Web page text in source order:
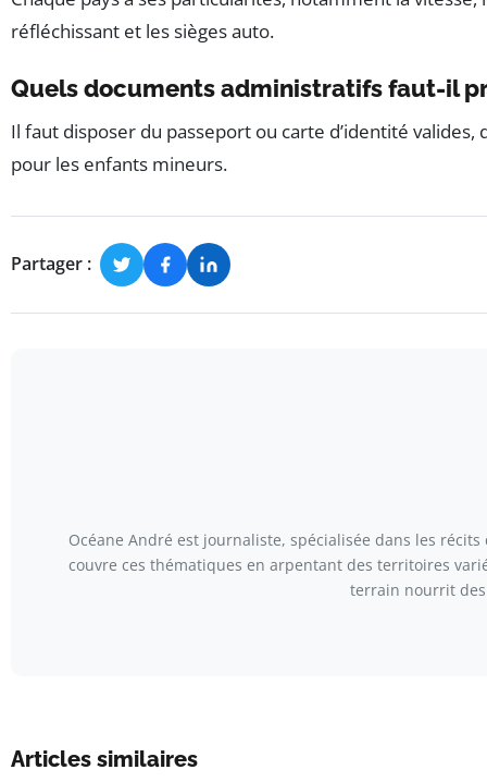
réfléchissant et les sièges auto.
Quels documents administratifs faut-il
Il faut disposer du passeport ou carte d’identité
pour les enfants mineurs.
Partager :
Océane André est journaliste, spécialisée dans les
couvre ces thématiques en arpentant des territoires
terrain nourrit
Articles similaires